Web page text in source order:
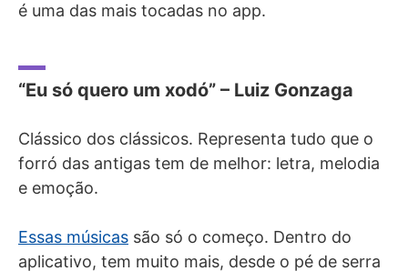
é uma das mais tocadas no app.
“Eu só quero um xodó” – Luiz Gonzaga
Clássico dos clássicos. Representa tudo que o
forró das antigas tem de melhor: letra, melodia
e emoção.
Essas músicas são só o começo. Dentro do
aplicativo, tem muito mais, desde o pé de serra